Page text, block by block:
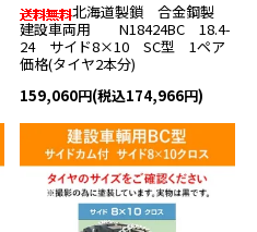
北海道製鎖 合金鋼製
建設車両用 N18424BC 18.4-
24 サイド8×10 SC型 1ペア
価格(タイヤ2本分)
159,060円(税込174,966円)